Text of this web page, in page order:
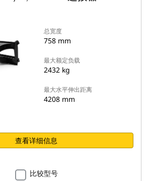
总宽度
758 mm
最大额定负载
2432 kg
最大水平伸出距离
4208 mm
查看详细信息
比较型号